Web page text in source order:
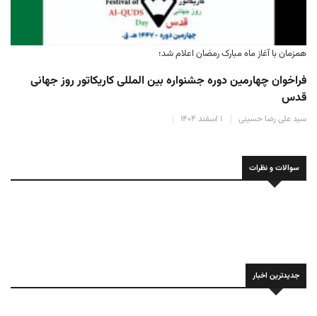
مقالات برگزیده «همایش بین المللی امام حسین(ع) امتداد پیامبر
عدالت و رحمت(ص)» انتخاب شدند
سوالات و نظرات
جدیدترین اخبار